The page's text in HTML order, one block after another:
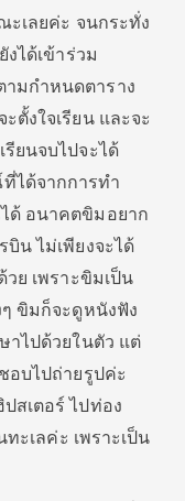
เลยค่ะ จนกระทั่ง
งได้เข้าร่วม
มกำหนดตาราง
ตั้งใจเรียน และจะ
ยนจบไปจะได้
ได้จากการทำ
ด้ อนาคตขิมอยาก
บิน ไม่เพียงจะได้
ย เพราะขิมเป็น
ขิมก็จะดูหนังฟัง
าไปด้วยในตัว แต่
อบไปถ่ายรูปค่ะ
สเตอร์ ไปท่อง
ะเลค่ะ เพราะเป็น